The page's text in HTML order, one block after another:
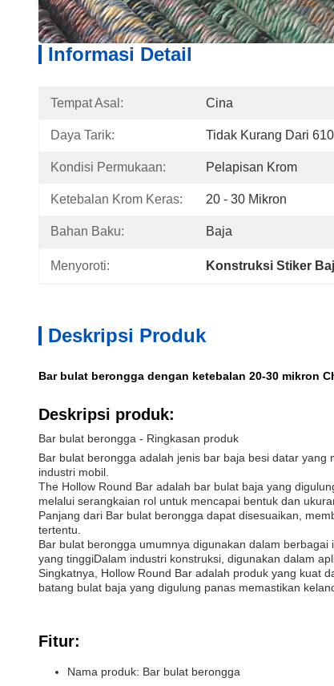
Informasi Detail
Tempat Asal: Cina
Daya Tarik: Tidak Kurang Dari
Kondisi Permukaan: Pelapisan Krom
Ketebalan Krom Keras: 20 - 30 Mikron
Bahan Baku: Baja
Menyoroti: Konstruksi Stiker
Deskripsi Produk
Bar bulat berongga dengan ketebalan 20-30 mikron
Deskripsi produk:
Bar bulat berongga - Ringkasan produk
Bar bulat berongga adalah jenis bar baja besi datar
industri mobil.
The Hollow Round Bar adalah bar bulat baja yang
melalui serangkaian rol untuk mencapai bentuk dan
Panjang dari Bar bulat berongga dapat disesuaikan,
tertentu.
Bar bulat berongga umumnya digunakan dalam
yang tinggiDalam industri konstruksi, digunakan dalam
Singkatnya, Hollow Round Bar adalah produk yang kuat
batang bulat baja yang digulung panas memastikan
Fitur:
Nama produk: Bar bulat berongga